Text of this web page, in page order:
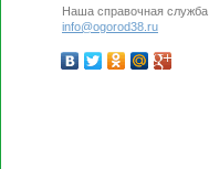
Наша справочная служба
info@ogorod38.ru